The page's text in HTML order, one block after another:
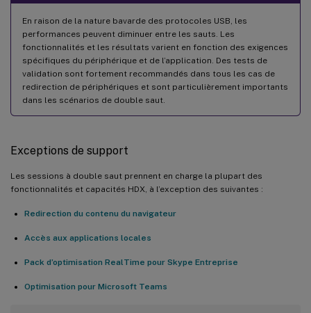
En raison de la nature bavarde des protocoles USB, les
performances peuvent diminuer entre les sauts. Les
fonctionnalités et les résultats varient en fonction des exigences
spécifiques du périphérique et de l’application. Des tests de
validation sont fortement recommandés dans tous les cas de
redirection de périphériques et sont particulièrement importants
dans les scénarios de double saut.
Exceptions de support
Les sessions à double saut prennent en charge la plupart des
fonctionnalités et capacités HDX, à l’exception des suivantes :
Redirection du contenu du navigateur
Accès aux applications locales
Pack d’optimisation RealTime pour Skype Entreprise
Optimisation pour Microsoft Teams